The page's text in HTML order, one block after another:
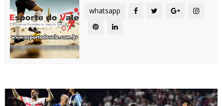
whatsapp